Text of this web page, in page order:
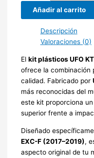
Añadir al carrito
Descripción
Valoraciones (0)
El kit plásticos UFO
ofrece la combinación
calidad. Fabricado por
más reconocidas del
este kit proporciona
superior frente a
Diseñado
EXC-F (2017–2019),
aspecto original de tu